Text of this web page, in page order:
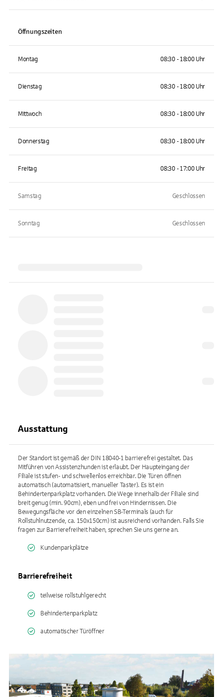
Öffnungszeiten
Montag 08:30 - 18:00 Uhr
Dienstag 08:30 - 18:00 Uhr
Mittwoch 08:30 - 18:00 Uhr
Donnerstag 08:30 - 18:00 Uhr
Freitag 08:30 - 17:00 Uhr
Samstag Geschlossen
Sonntag Geschlossen
Ausstattung
Der Standort ist gemäß der DIN 18040-1 barrierefrei gestaltet. Das
Mitführen von Assistenzhunden ist erlaubt. Der Haupteingang der
Filiale ist stufen- und schwellenlos erreichbar. Die Türen öffnen
automatisch (automatisiert, manueller Taster). Es ist ein
Behindertenparkplatz vorhanden. Die Wege innerhalb der Filiale sind
breit genug (min. 90cm), eben und frei von Hindernissen. Die
Bewegungsfläche vor den einzelnen SB-Terminals (auch für
Rollstuhlnutzende, ca. 150x150cm) ist ausreichend vorhanden. Falls Sie
fragen zur Barrierefreiheit haben, sprechen Sie uns gerne an.
Kundenparkplätze
Barrierefreiheit
teilweise rollstuhlgerecht
Behindertenparkplatz
automatischer Türöffner